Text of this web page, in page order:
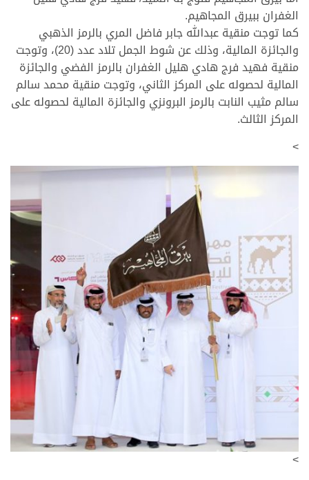
الغفران ببيرق المجاهيم.
كما توجت منقية عبدالله جابر فاضل المري بالرمز الذهبي
والجائزة المالية، وذلك عن شوط الجمل تلاد عدد (20)، وتوجت
منقية فهيد فرج هادي هليل الغفران بالرمز الفضي والجائزة
المالية لحصوله على المركز الثاني، وتوجت منقية محمد سالم
سالم مثيب النابت بالرمز البرونزي والجائزة المالية لحصوله على
المركز الثالث.
>
>